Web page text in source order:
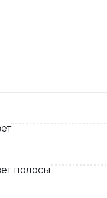
полосы